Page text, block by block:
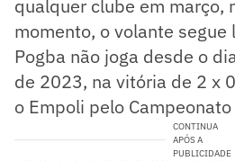
qualquer clube em março,
momento, o volante segue
Pogba não joga desde o
de 2023, na vitória de 2 x
o Empoli pelo
CONTINUA
APÓS A
PUBLICIDADE